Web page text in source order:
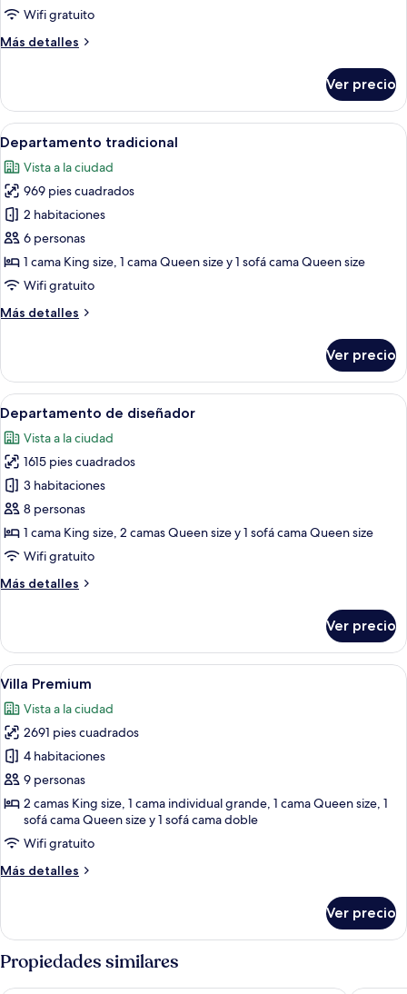
Wifi gratuito
Más detalles
Más
Prestigio
Ver precio
Abrir
todas
las
fotos
de
Departamento
tradicional
Amplia sala de estar con un sofá
31
Departamento tradicional
Vista a la ciudad
969 pies cuadrados
2 habitaciones
6 personas
1 cama King size, 1 cama Queen size y 1 sofá cama Queen size
Wifi gratuito
Más detalles
Más
tradicional
Ver precio
Abrir
todas
las
fotos
de
Departamento
de
diseñador
Un salón espacioso con techo alto,
34
Departamento de diseñador
Vista a la ciudad
1615 pies cuadrados
3 habitaciones
8 personas
1 cama King size, 2 camas Queen size y 1 sofá cama Queen size
Wifi gratuito
Más detalles
Más
de
diseñador
Ver precio
Abrir
todas
las
fotos
de
Villa
Premium
Una sala de estar con alfombra
27
Villa Premium
Vista a la ciudad
2691 pies cuadrados
4 habitaciones
9 personas
2 camas King size, 1 cama individual grande, 1 cama Queen size, 1
sofá cama Queen size y 1 sofá cama doble
Wifi gratuito
Más detalles
Más
Premium
Ver precio
Propiedades similares